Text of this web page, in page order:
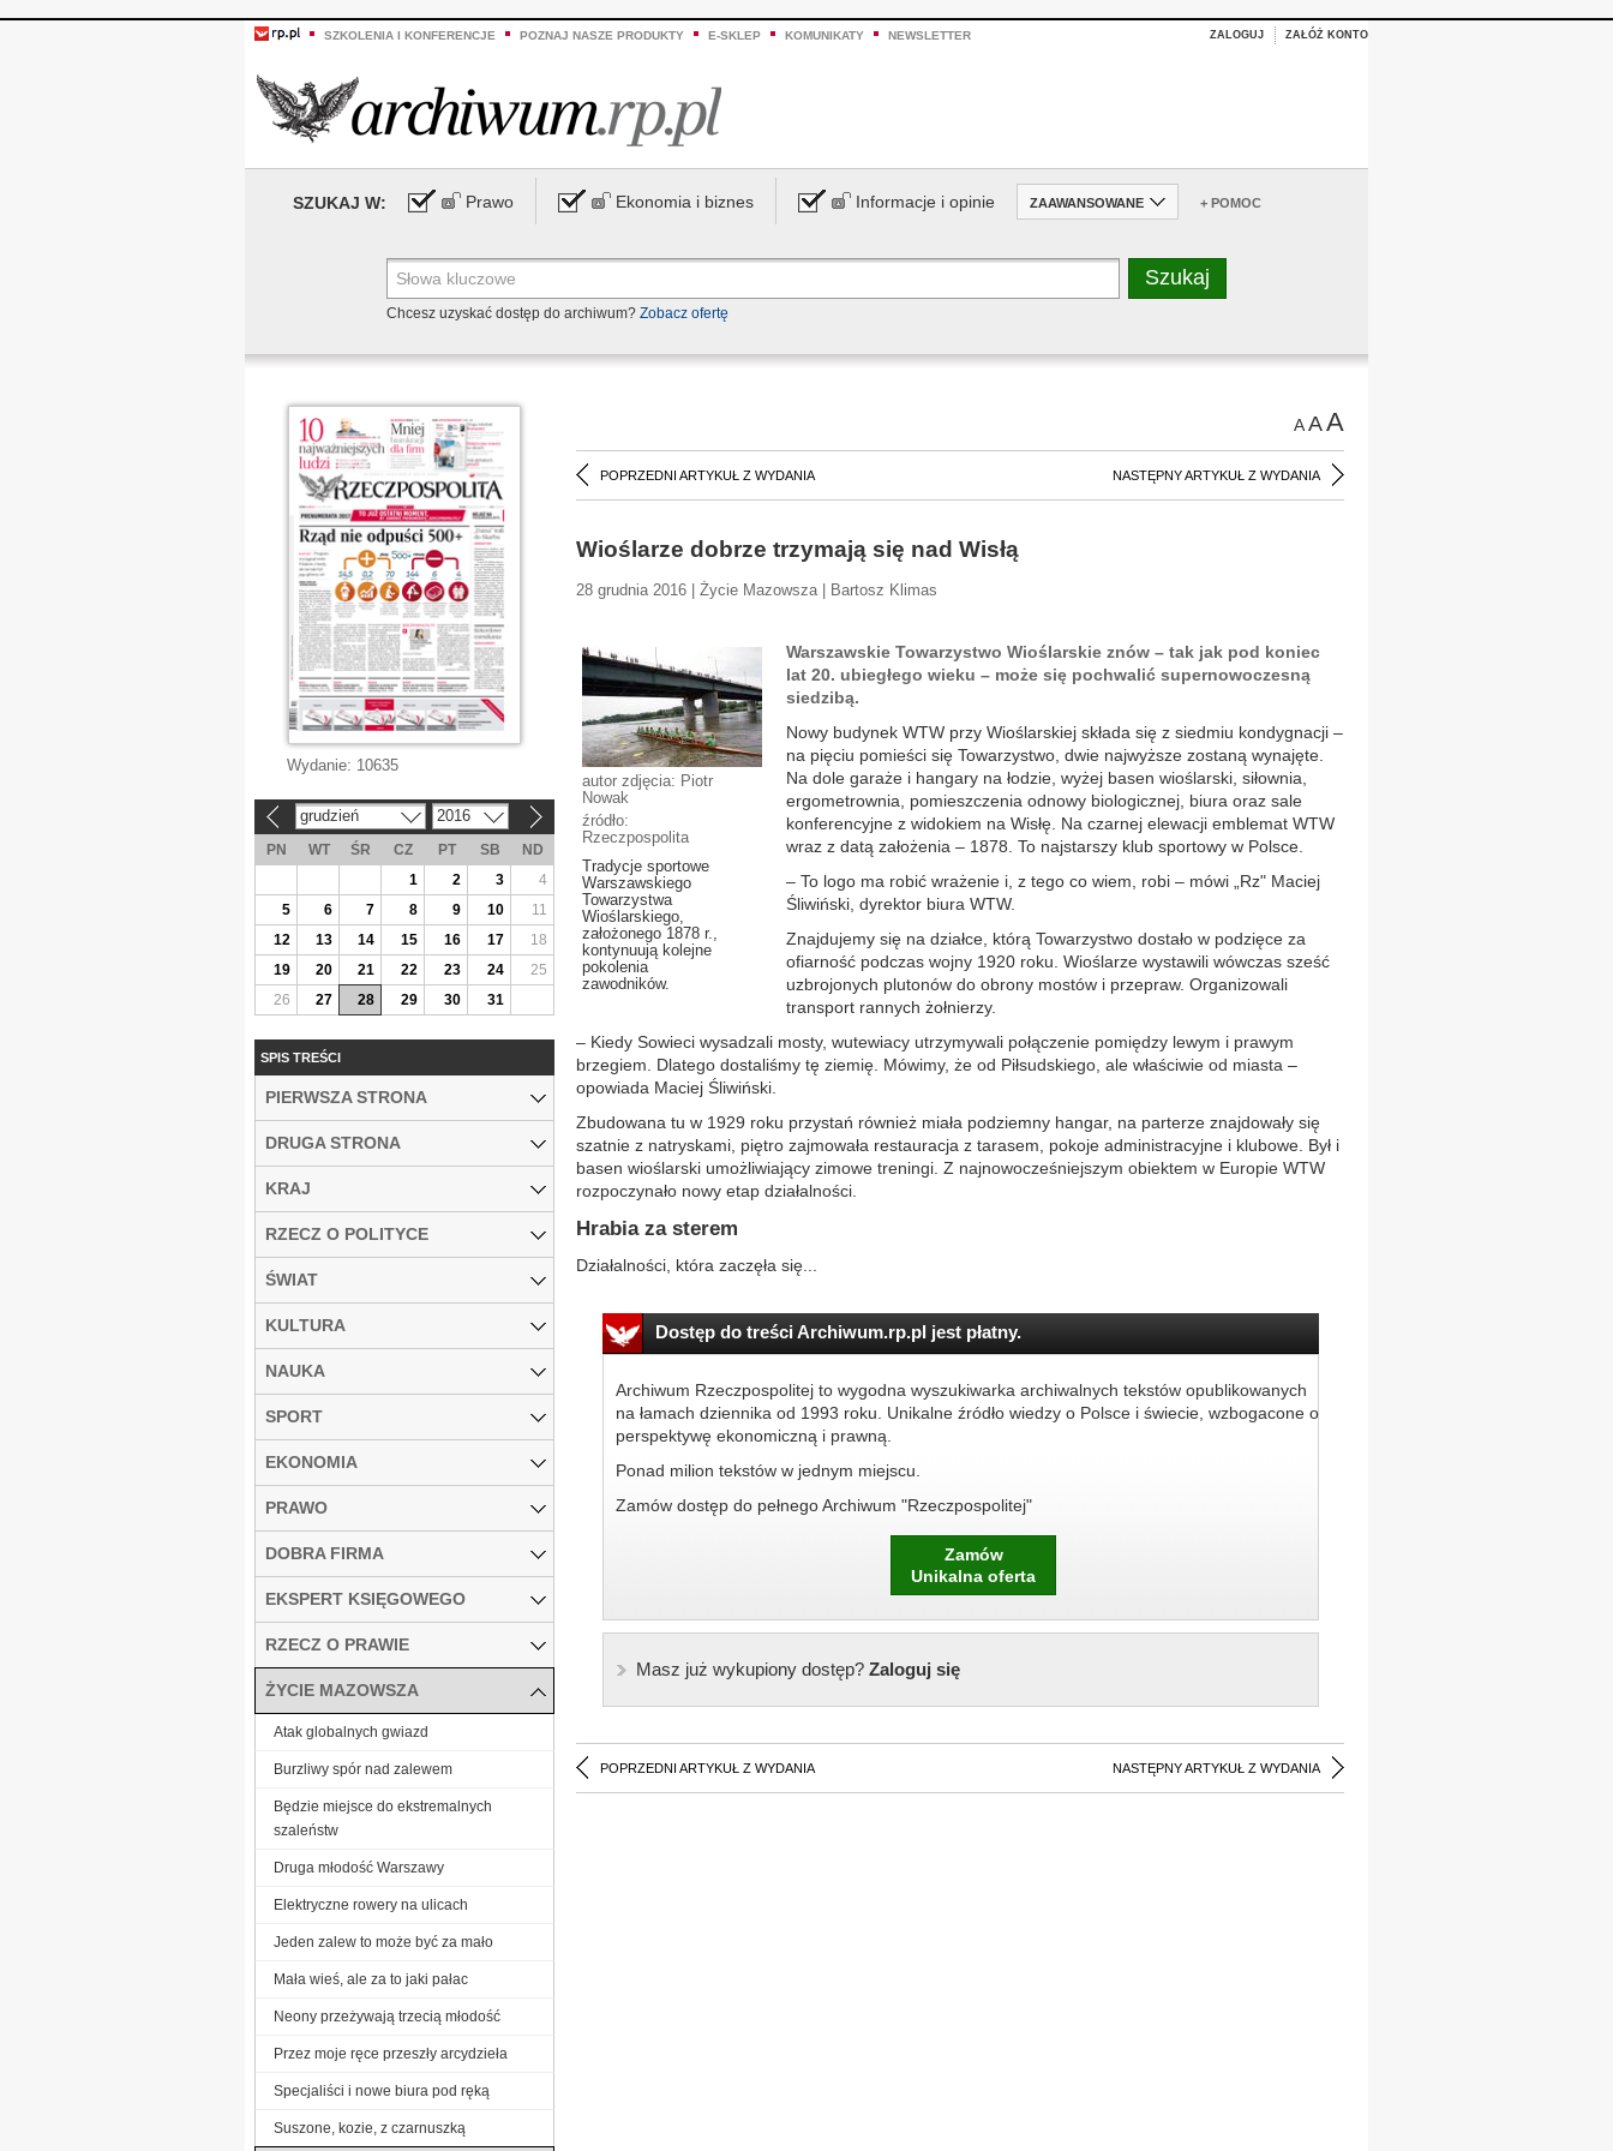
SZKOLENIA I KONFERENCJE POZNAJ NASZE PRODUKTY E-SKLEP KOMUNIKATY NEWSLETTER ZALOGUJ ZAŁÓŻ KONTO
SZUKAJ W: Prawo Ekonomia i biznes Informacje i opinie ZAAWANSOWANE + POMOC
Chcesz uzyskać dostęp do archiwum? Zobacz ofertę
AAA
POPRZEDNI ARTYKUŁ Z WYDANIA NASTĘPNY ARTYKUŁ Z WYDANIA
Wioślarze dobrze trzymają się nad Wisłą
28 grudnia 2016 | Życie Mazowsza | Bartosz Klimas
autor zdjęcia: Piotr
Nowak
źródło:
Rzeczpospolita
Tradycje sportowe
Warszawskiego
Towarzystwa
Wioślarskiego,
założonego 1878 r.,
kontynuują kolejne
pokolenia
zawodników.
Warszawskie Towarzystwo Wioślarskie znów – tak jak pod koniec
lat 20. ubiegłego wieku – może się pochwalić supernowoczesną
siedzibą.
Nowy budynek WTW przy Wioślarskiej składa się z siedmiu kondygnacji –
na pięciu pomieści się Towarzystwo, dwie najwyższe zostaną wynajęte.
Na dole garaże i hangary na łodzie, wyżej basen wioślarski, siłownia,
ergometrownia, pomieszczenia odnowy biologicznej, biura oraz sale
konferencyjne z widokiem na Wisłę. Na czarnej elewacji emblemat WTW
wraz z datą założenia – 1878. To najstarszy klub sportowy w Polsce.
– To logo ma robić wrażenie i, z tego co wiem, robi – mówi „Rz" Maciej
Śliwiński, dyrektor biura WTW.
Znajdujemy się na działce, którą Towarzystwo dostało w podzięce za
ofiarność podczas wojny 1920 roku. Wioślarze wystawili wówczas sześć
uzbrojonych plutonów do obrony mostów i przepraw. Organizowali
transport rannych żołnierzy.
– Kiedy Sowieci wysadzali mosty, wutewiacy utrzymywali połączenie pomiędzy lewym i prawym
brzegiem. Dlatego dostaliśmy tę ziemię. Mówimy, że od Piłsudskiego, ale właściwie od miasta –
opowiada Maciej Śliwiński.
Zbudowana tu w 1929 roku przystań również miała podziemny hangar, na parterze znajdowały się
szatnie z natryskami, piętro zajmowała restauracja z tarasem, pokoje administracyjne i klubowe. Był i
basen wioślarski umożliwiający zimowe treningi. Z najnowocześniejszym obiektem w Europie WTW
rozpoczynało nowy etap działalności.
Hrabia za sterem
Działalności, która zaczęła się...
Dostęp do treści Archiwum.rp.pl jest płatny.
Archiwum Rzeczpospolitej to wygodna wyszukiwarka archiwalnych tekstów opublikowanych
na łamach dziennika od 1993 roku. Unikalne źródło wiedzy o Polsce i świecie, wzbogacone o
perspektywę ekonomiczną i prawną.
Ponad milion tekstów w jednym miejscu.
Zamów dostęp do pełnego Archiwum "Rzeczpospolitej"
Zamów
Unikalna oferta
Masz już wykupiony dostęp?Zaloguj się
POPRZEDNI ARTYKUŁ Z WYDANIA NASTĘPNY ARTYKUŁ Z WYDANIA
Wydanie: 10635
grudzień 2016
PN WT ŚR CZ PT SB
ND
1
2 3
4
5
6 7 8 9 10
11
12
13 14 15 16 17
18
19
20 21 22 23 24
25
26
27 28 29 30 31
SPIS TREŚCI
PIERWSZA STRONA
DRUGA STRONA
KRAJ
RZECZ O POLITYCE
ŚWIAT
KULTURA
NAUKA
SPORT
EKONOMIA
PRAWO
DOBRA FIRMA
EKSPERT KSIĘGOWEGO
RZECZ O PRAWIE
ŻYCIE MAZOWSZA
Atak globalnych gwiazd
Burzliwy spór nad zalewem
Będzie miejsce do ekstremalnych
szaleństw
Druga młodość Warszawy
Elektryczne rowery na ulicach
Jeden zalew to może być za mało
Mała wieś, ale za to jaki pałac
Neony przeżywają trzecią młodość
Przez moje ręce przeszły arcydzieła
Specjaliści i nowe biura pod ręką
Suszone, kozie, z czarnuszką